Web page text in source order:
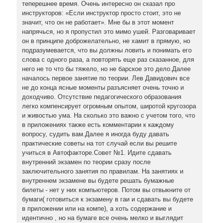
теперешнее время. Очень интересно он сказал про
инструкторов: «Если инструктор просто стоит, это не
значит, что он не работает». Мне бы в этот момент
напрячься, но я пропустил это мимо ушей. Разговаривает
он в принципе доброжелательно, не хамит в прямую, но
подразумевается, что вы должны ловить и понимать его
слова с одного раза, а повторять еще раз сказанное, для
него не то что бы тяжело, но не барское это дело.Далее
началось первое занятие по теории. Лев Давидович все
не до конца ясные моменты разъясняет очень точно и
доходчиво. Отсутствие педагогического образования
легко компенсирует огромным опытом, широтой кругозора
и живостью ума. На сколько это важно с учетом того, что
в приложениях также есть комментарии к каждому
вопросу, судить вам.Далее я иногда буду давать
практические советы на тот случай если вы решите
учиться в Автофакторе.Совет №1. Идите сдавать
внутренний экзамен по теории сразу после
заключительного занятия по правилам. На занятиях и
внутреннем экзамене вы будете решать бумажные
билеты - нет у них компьютеров. Потом вы отвыкните от
бумаги( готовиться к экзамену в гаи и сдавать вы будете
в приложении или на компе), а хоть содержание и
идентично , но на бумаге все очень мелко и выглядит